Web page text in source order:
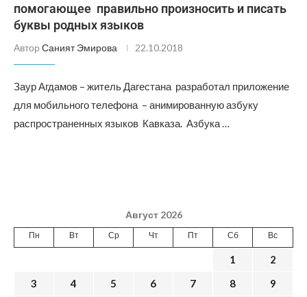
помогающее правильно произносить и писать
буквы родных языков
Автор Саният Эмирова 22.10.2018
Заур Агдамов – житель Дагестана разработал приложение
для мобильного телефона – анимированную азбуку
распространенных языков Кавказа. Азбука …
Август 2026
Пн Вт Ср Чт Пт Сб Вс
1
2
3
4 5 6 7 8
9